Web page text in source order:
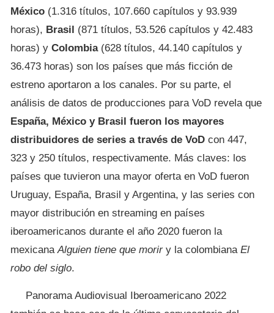
México (1.316 títulos, 107.660 capítulos y 93.939
horas), Brasil
(871 títulos, 53.526 capítulos y 42.483
horas) y Colombia(628 títulos, 44.140 capítulos y
36.473 horas) son los países que más ficción de
estreno aportaron a los canales. Por su parte, el
análisis de datos de producciones para VoD revela que
España, México y Brasil fueron los mayores
distribuidores de series a través de VoD con 447,
323 y 250 títulos, respectivamente. Más claves: los
países que tuvieron una mayor oferta en VoD fueron
Uruguay, España, Brasil y Argentina, y las series con
mayor distribución en streaming en países
iberoamericanos durante el año 2020 fueron la
mexicanaAlguien tiene que moriry la colombiana El
robo del siglo.
Panorama Audiovisual Iberoamericano 2022